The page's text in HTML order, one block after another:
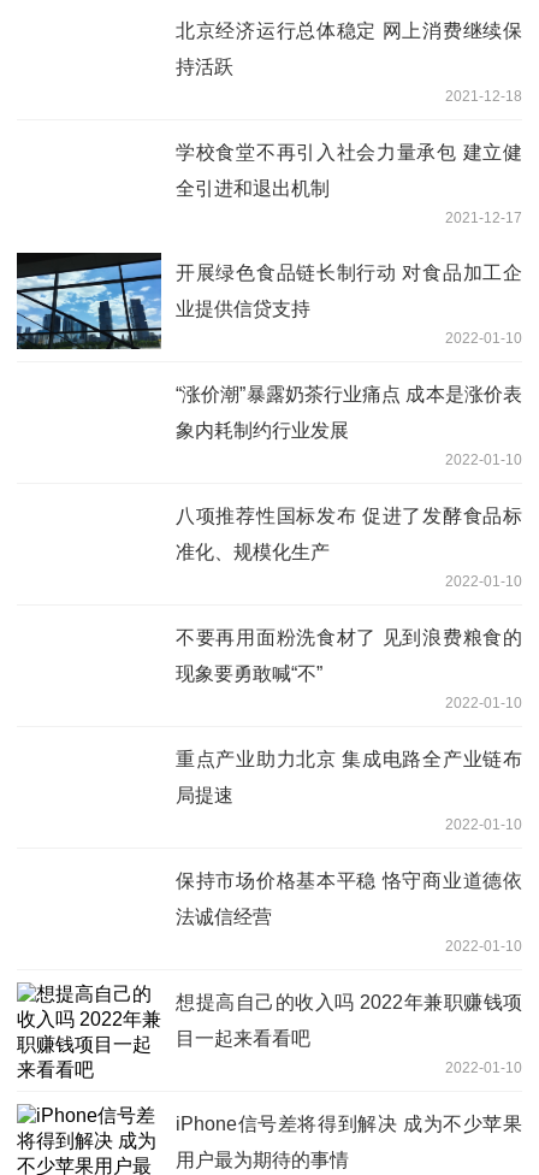
北京经济运行总体稳定 网上消费继续保
持活跃
2021-12-18
学校食堂不再引入社会力量承包 建立健
全引进和退出机制
2021-12-17
开展绿色食品链长制行动 对食品加工企
业提供信贷支持
2022-01-10
“涨价潮”暴露奶茶行业痛点 成本是涨价表
象内耗制约行业发展
2022-01-10
八项推荐性国标发布 促进了发酵食品标
准化、规模化生产
2022-01-10
不要再用面粉洗食材了 见到浪费粮食的
现象要勇敢喊“不”
2022-01-10
重点产业助力北京 集成电路全产业链布
局提速
2022-01-10
保持市场价格基本平稳 恪守商业道德依
法诚信经营
2022-01-10
想提高自己的收入吗 2022年兼职赚钱项
目一起来看看吧
2022-01-10
iPhone信号差将得到解决 成为不少苹果
用户最为期待的事情